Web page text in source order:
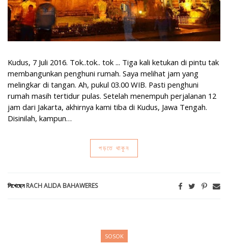
Kudus, 7 Juli 2016. Tok..tok.. tok ... Tiga kali ketukan di pintu tak
membangunkan penghuni rumah. Saya melihat jam yang
melingkar di tangan. Ah, pukul 03.00 WIB. Pasti penghuni
rumah masih tertidur pulas. Setelah menempuh perjalanan 12
jam dari Jakarta, akhirnya kami tiba di Kudus, Jawa Tengah.
Disinilah, kampun…
পড়তে থাকুন
লিখেছেনRACH ALIDA BAHAWERES
SOSOK